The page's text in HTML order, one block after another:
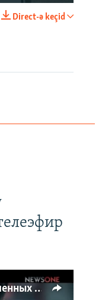
Direct-ə keçid
Страна самых высокопоставленных телеведущих. Почему политики захватили телеэфир Украины